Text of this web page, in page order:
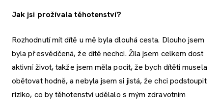
Jak jsi prožívala těhotenství?
Rozhodnutí mít dítě u mě byla dlouhá cesta. Dlouho jsem
byla přesvědčená, že dítě nechci. Žila jsem celkem dost
aktivní život, takže jsem měla pocit, že bych dítěti musela
obětovat hodně, a nebyla jsem si jistá, že chci podstoupit
riziko, co by těhotenství udělalo s mým zdravotním